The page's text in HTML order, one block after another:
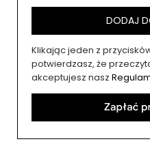
DODAJ
Klikając jeden z
potwierdzasz, że
akceptujesz nasz